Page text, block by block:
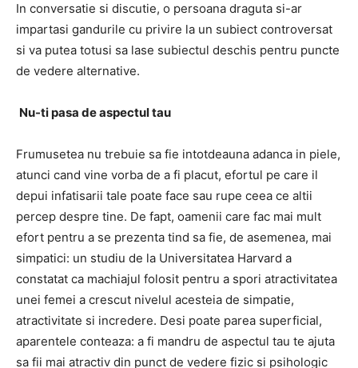
In conversatie si discutie, o persoana draguta si-ar
impartasi gandurile cu privire la un subiect controversat
si va putea totusi sa lase subiectul deschis pentru puncte
de vedere alternative.
Nu-ti pasa de aspectul tau
Frumusetea nu trebuie sa fie intotdeauna adanca in piele,
atunci cand vine vorba de a fi placut, efortul pe care il
depui infatisarii tale poate face sau rupe ceea ce altii
percep despre tine. De fapt, oamenii care fac mai mult
efort pentru a se prezenta tind sa fie, de asemenea, mai
simpatici: un studiu de la Universitatea Harvard a
constatat ca machiajul folosit pentru a spori atractivitatea
unei femei a crescut nivelul acesteia de simpatie,
atractivitate si incredere. Desi poate parea superficial,
aparentele conteaza: a fi mandru de aspectul tau te ajuta
sa fii mai atractiv din punct de vedere fizic si psihologic